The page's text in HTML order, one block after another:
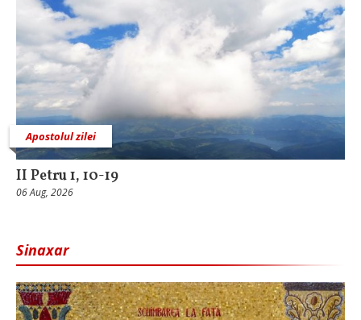
Apostolul zilei
II Petru 1, 10-19
06 Aug, 2026
Sinaxar